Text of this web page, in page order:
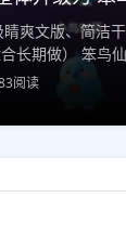
爽文版、简洁
合长期做） 笨鸟
专注原创修仙
阅读